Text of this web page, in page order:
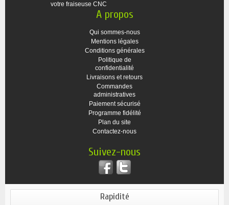
votre fraiseuse CNC
A propos
Qui sommes-nous
Mentions légales
Conditions générales
Politique de
confidentialité
Livraisons et retours
Commandes
administratives
Paiement sécurisé
Programme fidélité
Plan du site
Contactez-nous
Suivez-nous
Rapidité